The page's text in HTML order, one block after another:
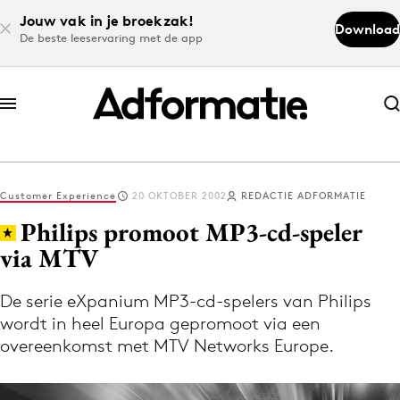
Jouw vak in je broekzak!
De beste leeservaring met de app
Download
Abonneer nu
Abonneer nu
Log in
Volg het laatste nieuws via de Adformatie
Nieuws app
Customer Experience 20 OKTOBER 2002 REDACTIE ADFORMATIE
Philips promoot MP3-cd-speler
via MTV
De serie eXpanium MP3-cd-spelers van Philips
wordt in heel Europa gepromoot via een
overeenkomst met MTV Networks Europe.